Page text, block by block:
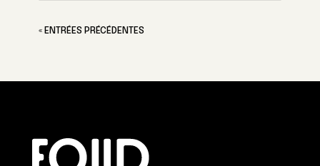
« ENTRÉES PRÉCÉDENTES